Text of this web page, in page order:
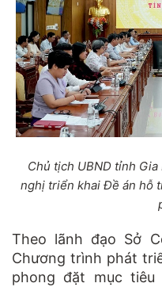
Chủ tịch UBND tỉnh
nghị triển khai Đề án hỗ
Theo lãnh đạo Sở
Chương trình phát
phong đặt mục